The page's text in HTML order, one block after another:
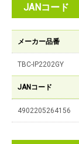
JANコード
メーカー品番
TBC-IP2202GY
JANコード
4902205264156